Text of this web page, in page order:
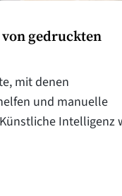
gedruckten
mit denen
und manuelle
Intelligenz